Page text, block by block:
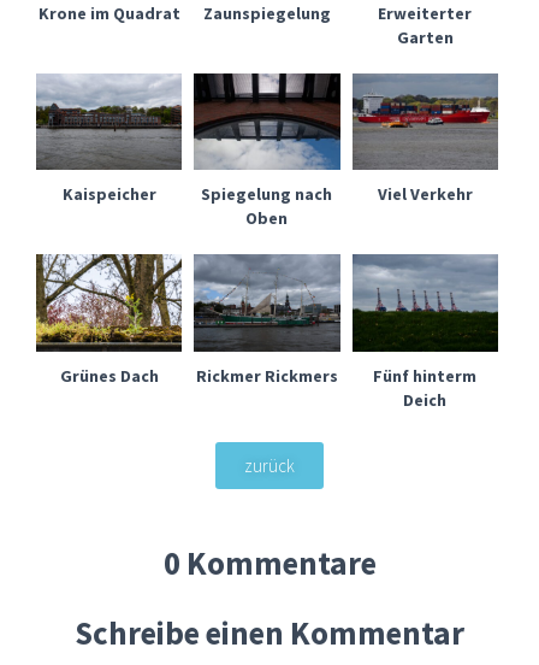
Krone im Quadrat Zaunspiegelung
Erweiterter
Garten
Kaispeicher
Spiegelung nach
Oben
Viel Verkehr
Grünes Dach Rickmer Rickmers
Fünf hinterm
Deich
zurück
0 Kommentare
Schreibe einen Kommentar